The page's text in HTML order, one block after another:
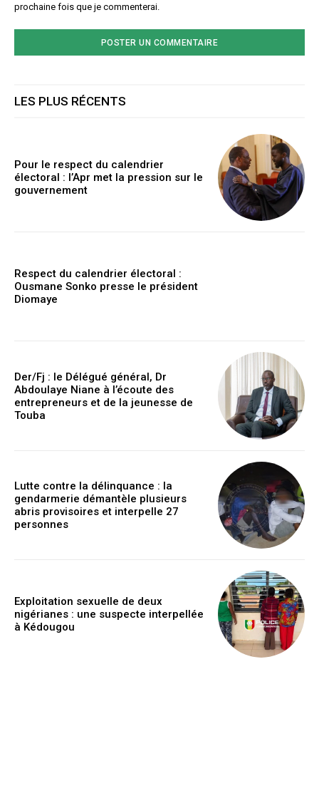
prochaine fois que je commenterai.
LES PLUS RÉCENTS
Pour le respect du calendrier
électoral : l’Apr met la pression sur le
gouvernement
Respect du calendrier électoral :
Ousmane Sonko presse le président
Diomaye
Der/Fj : le Délégué général, Dr
Abdoulaye Niane à l’écoute des
entrepreneurs et de la jeunesse de
Touba
Lutte contre la délinquance : la
gendarmerie démantèle plusieurs
abris provisoires et interpelle 27
personnes
Exploitation sexuelle de deux
nigérianes : une suspecte interpellée
à Kédougou